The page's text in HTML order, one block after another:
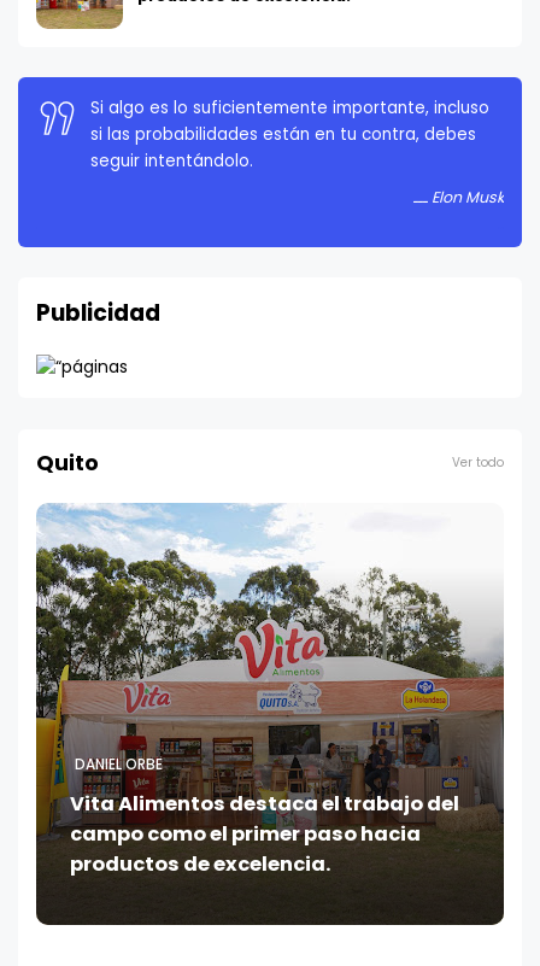
La persistencia es muy importante. No debes
rendirte a menos que estés obligado a rendirte.
Publicidad
Quito Ver todo
DANIEL ORBE
Vita Alimentos destaca el trabajo del
campo como el primer paso hacia
productos de excelencia.